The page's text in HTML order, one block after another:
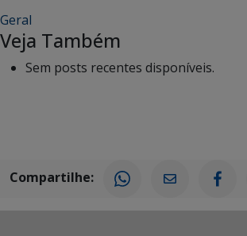
Geral
Veja Também
Sem posts recentes disponíveis.
Compartilhe: